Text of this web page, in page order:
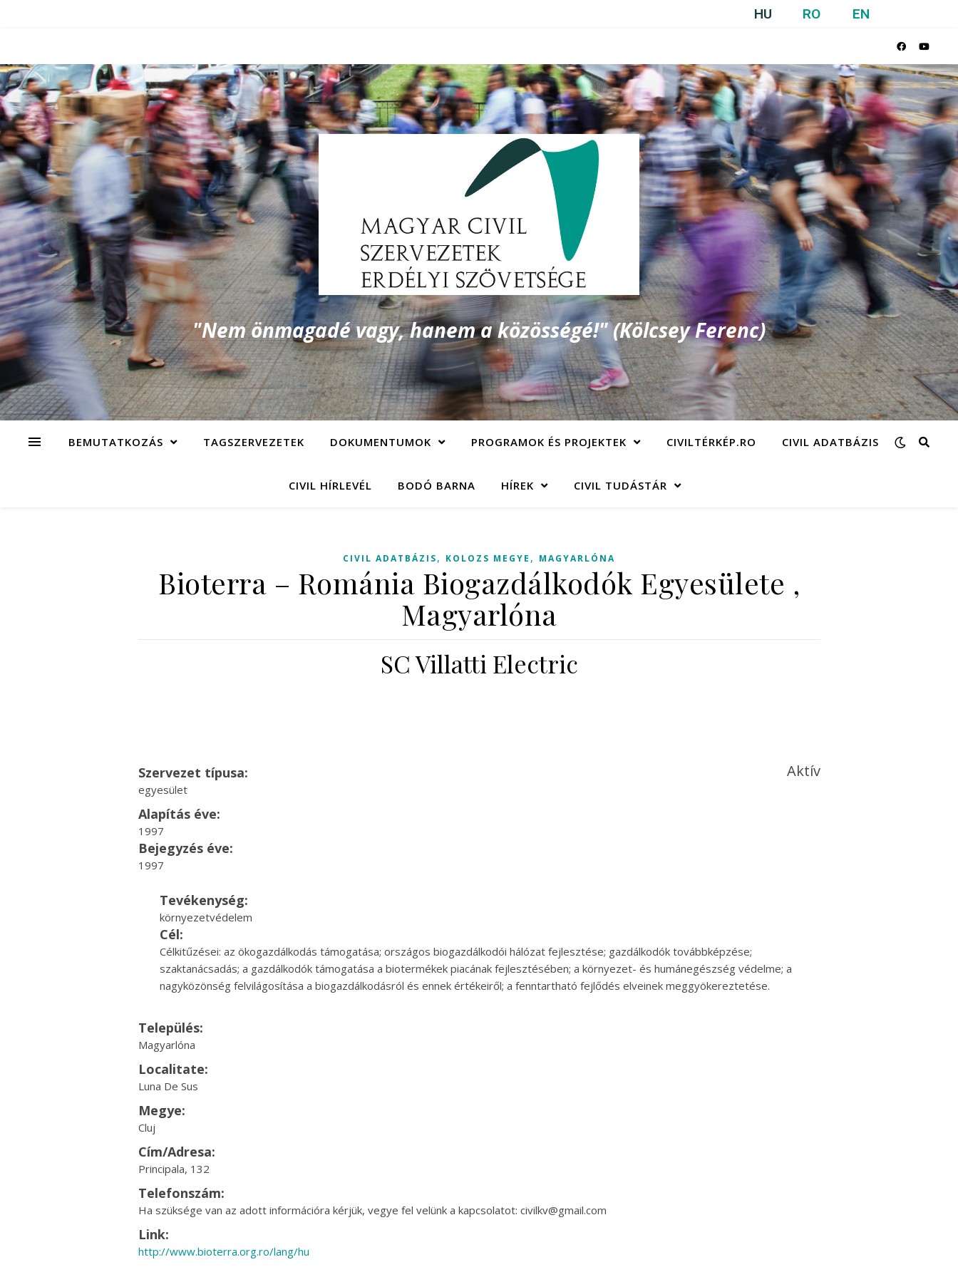
HU RO EN
"Nem önmagadé vagy, hanem a közösségé!" (Kölcsey Ferenc)
BEMUTATKOZÁS TAGSZERVEZETEK DOKUMENTUMOK PROGRAMOK ÉS PROJEKTEK CIVILTÉRKÉP.RO CIVIL ADATBÁZIS
CIVIL HÍRLEVÉL BODÓ BARNA HÍREK CIVIL TUDÁSTÁR
CIVIL ADATBÁZIS, KOLOZS MEGYE , MAGYARLÓNA
Bioterra – Románia Biogazdálkodók Egyesülete ,
Magyarlóna
SC Villatti Electric
Szervezet típusa:
egyesület
Aktív
Alapítás éve:
1997
Bejegyzés éve:
1997
Tevékenység:
környezetvédelem
Cél:
Célkitűzései: az ökogazdálkodás támogatása; országos biogazdálkodói hálózat fejlesztése; gazdálkodók továbbképzése;
szaktanácsadás; a gazdálkodók támogatása a biotermékek piacának fejlesztésében; a környezet- és humánegészség védelme; a
nagyközönség felvilágosítása a biogazdálkodásról és ennek értékeiről; a fenntartható fejlődés elveinek meggyökereztetése.
Település:
Magyarlóna
Localitate:
Luna De Sus
Megye:
Cluj
Cím/Adresa:
Principala, 132
Telefonszám:
Ha szüksége van az adott információra kérjük, vegye fel velünk a kapcsolatot: civilkv@gmail.com
Link:
http://www.bioterra.org.ro/lang/hu